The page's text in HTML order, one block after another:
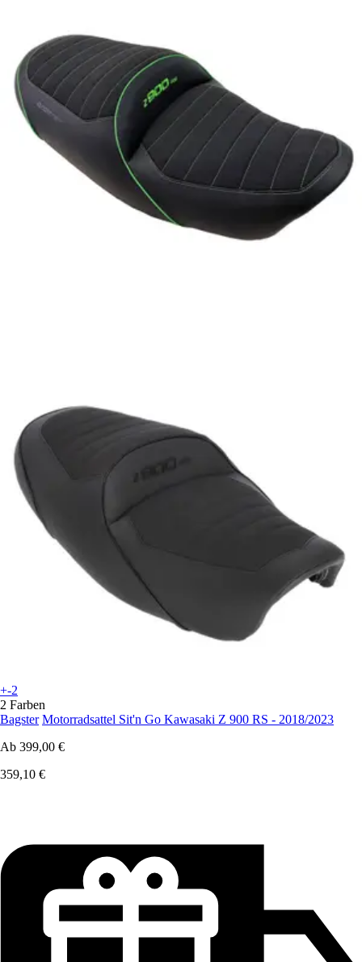
+-2
2 Farben
Bagster Motorradsattel Sit'n Go Kawasaki Z 900 RS - 2018/2023
Ab 399,00 €
359,10 €